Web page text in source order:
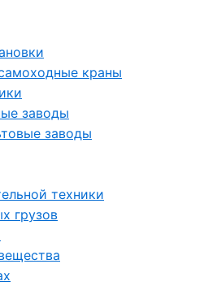
краны
заводы
заводы
техники
грузов